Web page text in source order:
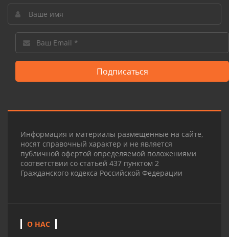
Подписаться
Информация и материалы размещенные на сайте,
носят справочный характер и не является
публичной офертой определяемой положениями
соответствии со статьей 437 пунктом 2
Гражданского кодекса Российской Федерации
О НАС